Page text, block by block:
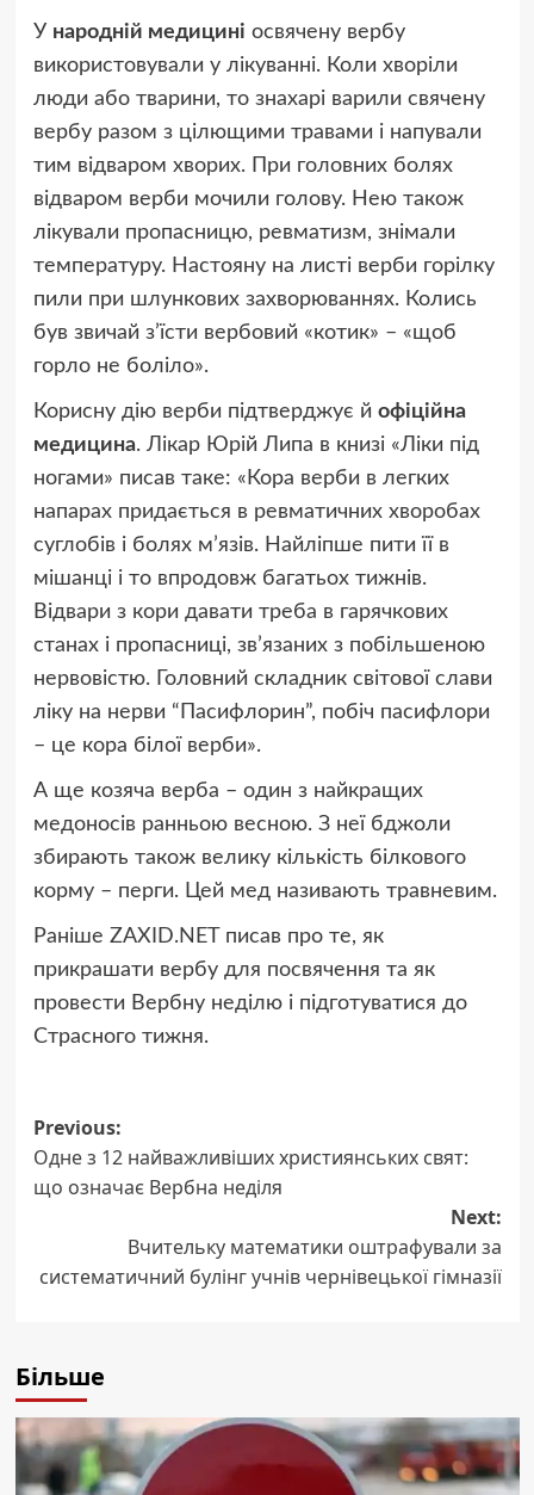
У народній медицині освячену вербу
використовували у лікуванні. Коли хворіли
люди або тварини, то знахарі варили свячену
вербу разом з цілющими травами і напували
тим відваром хворих. При головних болях
відваром верби мочили голову. Нею також
лікували пропасницю, ревматизм, знімали
температуру. Настояну на листі верби горілку
пили при шлункових захворюваннях. Колись
був звичай з’їсти вербовий «котик» – «щоб
горло не боліло».
Корисну дію верби підтверджує й офіційна
медицина. Лікар Юрій Липа в книзі «Ліки під
ногами» писав таке: «Кора верби в легких
напарах придається в ревматичних хворобах
суглобів і болях м’язів. Найліпше пити її в
мішанці і то впродовж багатьох тижнів.
Відвари з кори давати треба в гарячкових
станах і пропасниці, зв’язаних з побільшеною
нервовістю. Головний складник світової слави
ліку на нерви “Пасифлорин”, побіч пасифлори
– це кора білої верби».
А ще козяча верба – один з найкращих
медоносів ранньою весною. З неї бджоли
збирають також велику кількість білкового
корму – перги. Цей мед називають травневим.
Раніше ZAXID.NET писав про те, як
прикрашати вербу для посвячення та як
провести Вербну неділю і підготуватися до
Страсного тижня.
Post
navigation
Previous:
Одне з 12 найважливіших християнських свят:
що означає Вербна неділя
Next:
Вчительку математики оштрафували за
систематичний булінг учнів чернівецької гімназії
Більше